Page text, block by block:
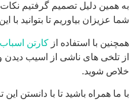
به همین دلیل تصمیم گرفتیم
شما عزیزان بیاوریم تا بتوانید
همچنین با استفاده از کارتن
از تلخی های ناشی از اسیب دیدن
خلاص شوید.
با ما همراه باشید تا با دانستن